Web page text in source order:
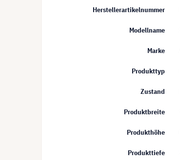
Herstellerartikelnummer
Modellname
Marke
Produkttyp
Zustand
Produktbreite
Produkthöhe
Produkttiefe